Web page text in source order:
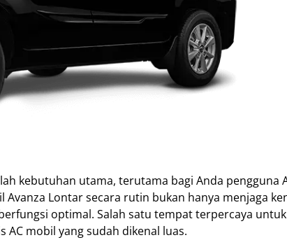
kebutuhan utama, terutama bagi Anda pengguna
Lontar secara rutin bukan hanya menjaga
optimal. Salah satu tempat terpercaya untuk
mobil yang sudah dikenal luas.